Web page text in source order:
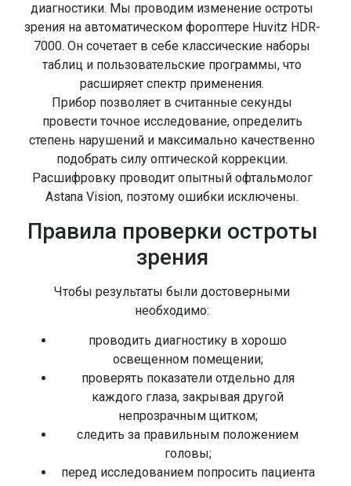
диагностики. Мы проводим изменение остроты
зрения на автоматическом фороптере Huvitz HDR-
7000. Он сочетает в себе классические наборы
таблиц и пользовательские программы, что
расширяет спектр применения.
Прибор позволяет в считанные секунды
провести точное исследование, определить
степень нарушений и максимально качественно
подобрать силу оптической коррекции.
Расшифровку проводит опытный офтальмолог
Astana Vision, поэтому ошибки исключены.
Правила проверки остроты
зрения
Чтобы результаты были достоверными
необходимо:
проводить диагностику в хорошо
освещенном помещении;
проверять показатели отдельно для
каждого глаза, закрывая другой
непрозрачным щитком;
следить за правильным положением
головы;
перед исследованием попросить пациента